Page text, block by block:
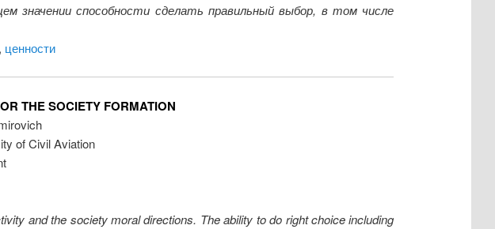
способности сделать правильный выбор, в том числе
ценности
THE SOCIETY FORMATION
of Civil Aviation
and the society moral directions. The ability to do right choice including